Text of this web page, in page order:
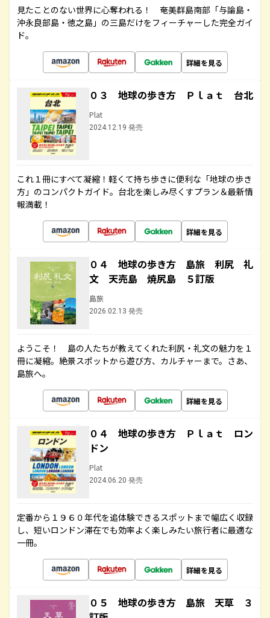
見たことのない世界に心奪われる！ 奄美群島南部「与論島・
沖永良部島・徳之島」の三島だけをフィーチャーした完全ガイ
ド。
詳細を見る
０３ 地球の歩き方 Ｐｌａｔ 台北
Plat
2024.12.19 発売
これ１冊にすべて凝縮！軽くて持ち歩きに便利な「地球の歩き
方」のコンパクトガイド。台北を楽しみ尽くすプラン＆最新情
報満載！
詳細を見る
０４ 地球の歩き方 島旅 利尻 礼
文 天売島 焼尻島 ５訂版
島旅
2026.02.13 発売
ようこそ！ 島の人たちが教えてくれた利尻・礼文の魅力を１
冊に凝縮。絶景スポットから遊び方、カルチャーまで。さあ、
島旅へ。
詳細を見る
０４ 地球の歩き方 Ｐｌａｔ ロン
ドン
Plat
2024.06.20 発売
定番から１９６０年代を追体験できるスポットまで幅広く収録
し、短いロンドン滞在でも効率よく楽しみたい旅行者に最適な
一冊。
詳細を見る
０５ 地球の歩き方 島旅 天草 ３